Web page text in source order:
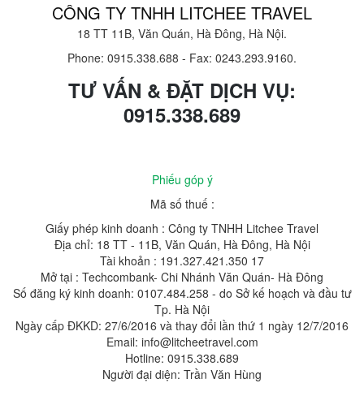
CÔNG TY TNHH LITCHEE TRAVEL
18 TT 11B, Văn Quán, Hà Đông, Hà Nội.
Phone: 0915.338.688 - Fax: 0243.293.9160.
TƯ VẤN & ĐẶT DỊCH VỤ:
0915.338.689
Phiếu góp ý
Mã số thuế :
Giấy phép kinh doanh : Công ty TNHH Litchee Travel
Địa chỉ: 18 TT - 11B, Văn Quán, Hà Đông, Hà Nội
Tài khoản : 191.327.421.350 17
Mở tại : Techcombank- Chi Nhánh Văn Quán- Hà Đông
Số đăng ký kinh doanh: 0107.484.258 - do Sở kế hoạch và đầu tư
Tp. Hà Nội
Ngày cấp ĐKKD: 27/6/2016 và thay đổi lần thứ 1 ngày 12/7/2016
Email: info@litcheetravel.com
Hotline: 0915.338.689
Người đại diện: Trần Văn Hùng